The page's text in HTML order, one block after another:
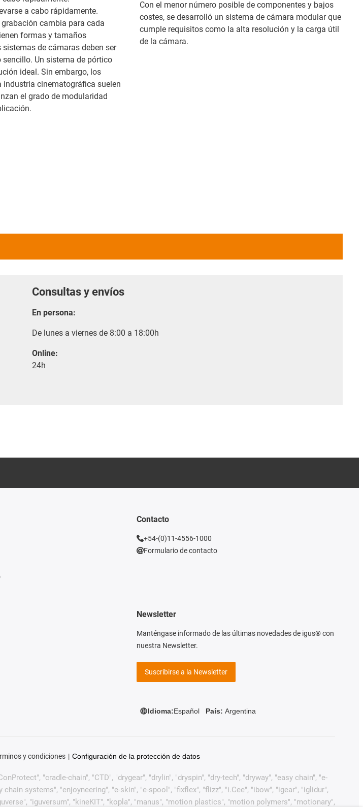
a cabo rápidamente.
cambia para cada
formas y tamaños
sistemas de cámaras deben ser
sencillo. Un sistema de pórtico
ideal. Sin embargo, los
industria cinematográfica suelen
el grado de modularidad
Con el menor número posible de componentes y bajos
costes, se desarrolló un sistema de cámara modular que
cumple requisitos como la alta resolución y la carga útil
de la cámara.
Consultas y envíos
En persona:
De lunes a viernes de 8:00 a 18:00h
Online:
24h
Contacto
+54-(0)11-4556-1000
Formulario de contacto
Newsletter
Manténgase informado de las últimas novedades de igus® con
nuestra Newsletter.
Suscribirse a la Newsletter
Idioma:Español País: Argentina
y condiciones Configuración de la protección de datos
"cradle-chain", "CTD", "drygear", "drylin", "dryspin", "dry-tech", "dryway", "easy chain", "e-
systems", "enjoyneering", "e-skin", "e-spool", "fixflex", "flizz", "i.Cee", "ibow", "igear", "iglidur",
"iguversum", "kineKIT", "kopla", "manus", "motion plastics", "motion polymers", "motionary",